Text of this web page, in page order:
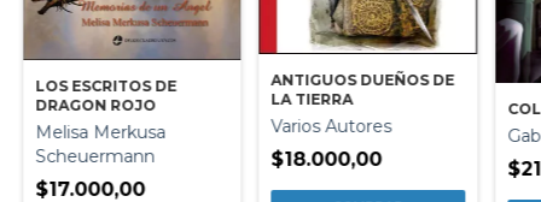
LOS ESCRITOS DE
DRAGON ROJO
Melisa Merkusa
Scheuermann
$17.000,00
ANTIGUOS DUEÑOS DE
LA TIERRA
Varios Autores
$18.000,00